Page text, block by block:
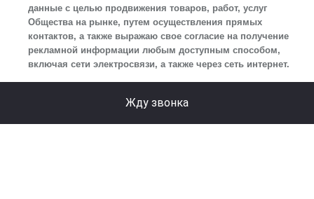
фамилии, контактных данных (включая номер телефона
и адрес электронной почты), адреса, сведений
о впечатлениях, интересах, предпочтениях
к автомобилю(-ям) и товарам/услугам, IP-адреса,
сайта, уникального идентификатора посетителя сайта,
предпочтительного времени и способа для контакта,
данные с целью продвижения товаров, работ, услуг
Общества на рынке, путем осуществления прямых
контактов, а также выражаю свое согласие на получение
рекламной информации любым доступным способом,
включая сети электросвязи, а также через сеть интернет.
Жду звонка